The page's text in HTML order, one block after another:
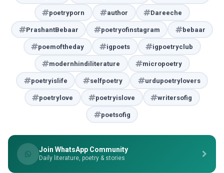
poetryporn author Dareeche
PrashantBebaar poetryofinstagram bebaar
poemoftheday igpoets igpoetryclub
modernhindiliterature micropoetry
poetryislife selfpoetry urdupoetrylovers
poetrylove poetryislove writersofig
poetsofig
Join WhatsApp Community
Daily literature, poetry & stories